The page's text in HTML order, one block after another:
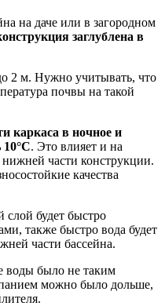
на даче или в загородном
заглублена в
2 м. Нужно учитывать, что
почвы на такой
каркаса в ночное и
10°С. Это влияет и на
части конструкции.
качества
будет быстро
также быстро вода будет
части бассейна.
воды было не таким
можно было дольше,